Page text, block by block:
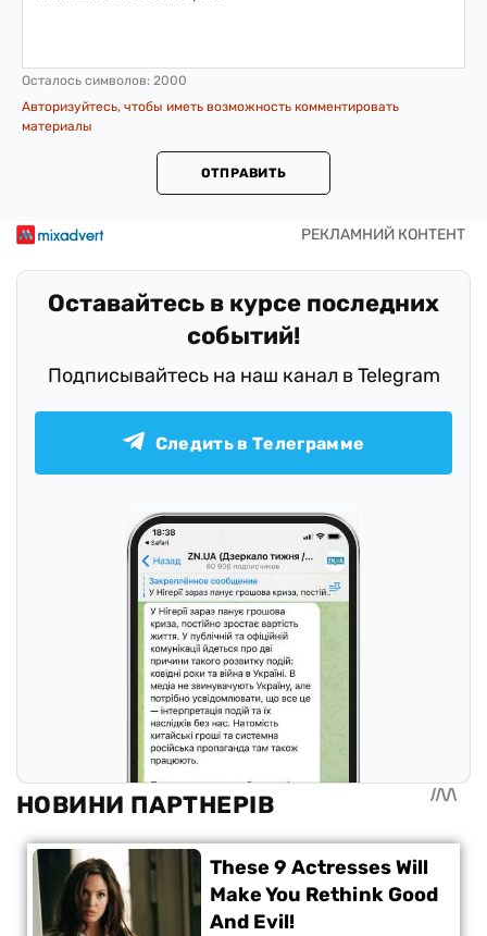
Осталось символов: 2000
Авторизуйтесь, чтобы иметь возможность комментировать
материалы
ОТПРАВИТЬ
Оставайтесь в курсе последних
событий!
Подписывайтесь на наш канал в Telegram
Следить в Телеграмме